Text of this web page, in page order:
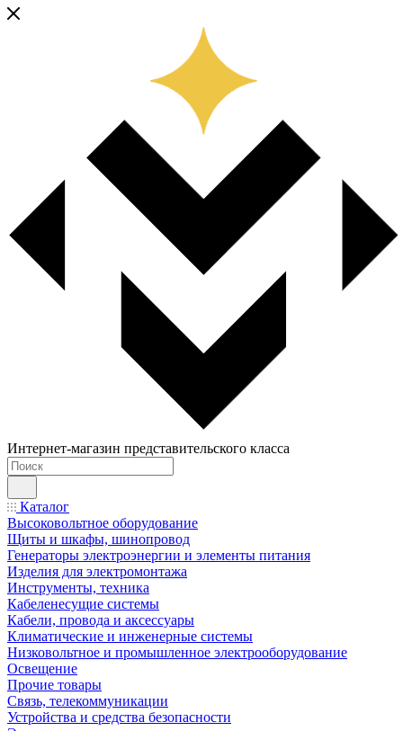
Интернет-магазин представительского класса
Каталог
Высоковольтное оборудование
Щиты и шкафы, шинопровод
Генераторы электроэнергии и элементы питания
Изделия для электромонтажа
Инструменты, техника
Кабеленесущие системы
Кабели, провода и аксессуары
Климатические и инженерные системы
Низковольтное и промышленное электрооборудование
Освещение
Прочие товары
Связь, телекоммуникации
Устройства и средства безопасности